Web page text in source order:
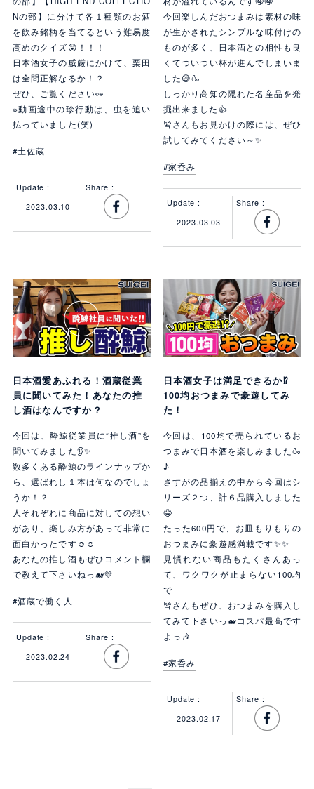
Nの部】に分けて各１種類のお酒
を飲み銘柄を当てるという難易度
高めのクイズ😲！！！
日本酒女子の威厳にかけて、栗田
は全問正解なるか！？
ぜひ、ご覧ください👀
※動画途中の珍行動は、虫を追い
払っていました(笑)
#土佐蔵
Update :
2023.03.10
Share :
今回楽しんだおつまみは素材の味
が生かされたシンプルな味付けの
ものが多く、日本酒との相性も良
くてついつい杯が進んでしまいま
した😅🍶
しっかり高知の隠れた名産品を発
掘出来ました👍
皆さんもお見かけの際には、ぜひ
試してみてください～✨
#家呑み
Update :
2023.03.03
Share :
日本酒愛あふれる！酒蔵従業
員に聞いてみた！あなたの推
し酒はなんですか？
今回は、酔鯨従業員に“推し酒”を
聞いてみました👂✨
数多くある酔鯨のラインナップか
ら、選ばれし１本は何なのでしょ
うか！？
人それぞれに商品に対しての想い
があり、楽しみ方があって非常に
面白かったです☺☺
あなたの推し酒もぜひコメント欄
で教えて下さいねっ🐋💛
#酒蔵で働く人
Update :
2023.02.24
Share :
日本酒女子は満足できるか⁉
100均おつまみで豪遊してみ
た！
今回は、100均で売られているお
つまみで日本酒を楽しみました🍶
♪
さすがの品揃えの中から今回はシ
リーズ２つ、計６品購入しました
🤤
たった600円で、お皿もりもりの
おつまみに豪遊感満載です✨✨
見慣れない商品もたくさんあっ
て、ワクワクが止まらない100均
で
皆さんもぜひ、おつまみを購入し
てみて下さいっ🐋コスパ最高です
よっ🎶
#家呑み
Update :
2023.02.17
Share :